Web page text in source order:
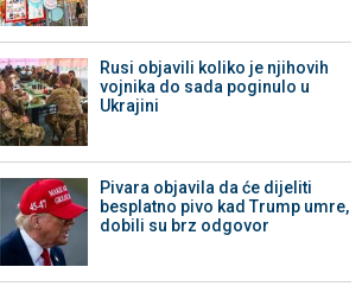
Rusi objavili koliko je njihovih
vojnika do sada poginulo u
Ukrajini
Pivara objavila da će dijeliti
besplatno pivo kad Trump umre,
dobili su brz odgovor